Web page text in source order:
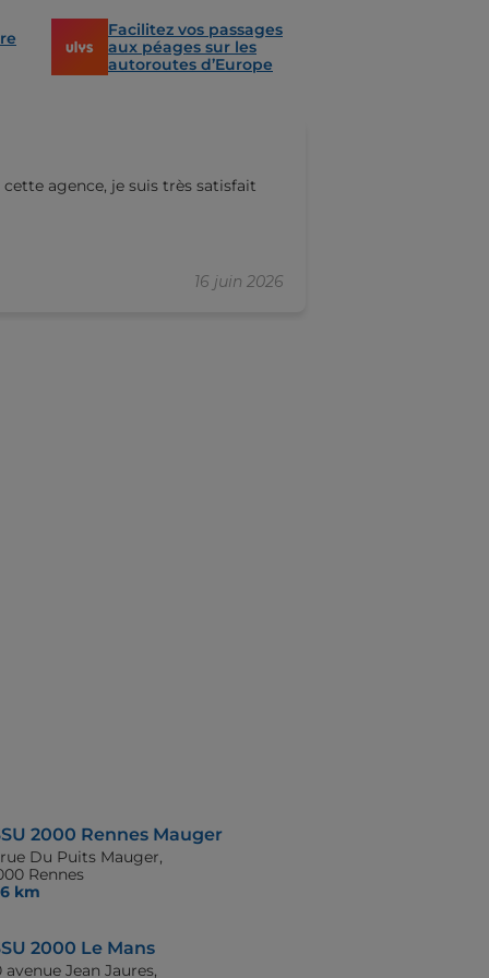
Facilitez vos passages
aux péages sur les
autoroutes d’Europe
16 juin 2026
agence, je suis très satisfait
2000 Rennes Mauger
Du Puits Mauger,
Rennes
km
2000 Le Mans
avenue Jean Jaures,